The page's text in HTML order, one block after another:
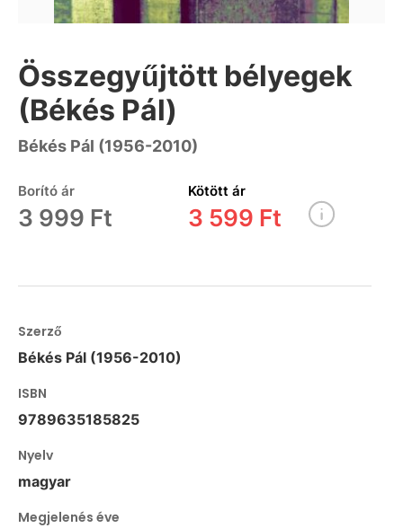
Összegyűjtött bélyegek
(Békés Pál)
Békés Pál (1956-2010)
Borító ár
3 999 Ft
Kötött ár
3 599 Ft
Szerző
Békés Pál (1956-2010)
ISBN
9789635185825
Nyelv
magyar
Megjelenés éve